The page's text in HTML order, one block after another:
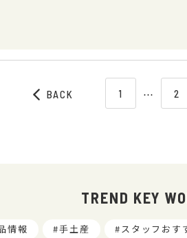
BACK 1 ⋯ 2
TREND KEY
情報 手土産 スタッフおす